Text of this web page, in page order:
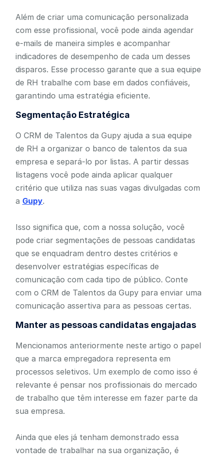
Além de criar uma comunicação personalizada
com esse profissional, você pode ainda agendar
e-mails de maneira simples e acompanhar
indicadores de desempenho de cada um desses
disparos. Esse processo garante que a sua equipe
de RH trabalhe com base em dados confiáveis,
garantindo uma estratégia eficiente.
Segmentação Estratégica
O CRM de Talentos da Gupy ajuda a sua equipe
de RH a organizar o banco de talentos da sua
empresa e separá-lo por listas. A partir dessas
listagens você pode ainda aplicar qualquer
critério que utiliza nas suas vagas divulgadas com
a Gupy.
Isso significa que, com a nossa solução, você
pode criar segmentações de pessoas candidatas
que se enquadram dentro destes critérios e
desenvolver estratégias específicas de
comunicação com cada tipo de público. Conte
com o CRM de Talentos da Gupy para enviar uma
comunicação assertiva para as pessoas certas.
Manter as pessoas candidatas engajadas
Mencionamos anteriormente neste artigo o papel
que a marca empregadora representa em
processos seletivos. Um exemplo de como isso é
relevante é pensar nos profissionais do mercado
de trabalho que têm interesse em fazer parte da
sua empresa.
Ainda que eles já tenham demonstrado essa
vontade de trabalhar na sua organização, é